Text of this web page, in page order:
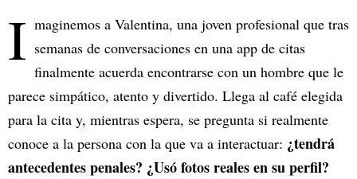
I maginemos a Valentina, una joven profesional que tras
semanas de conversaciones en una app de citas
finalmente acuerda encontrarse con un hombre que le
parece simpático, atento y divertido. Llega al café elegida
para la cita y, mientras espera, se pregunta si realmente
conoce a la persona con la que va a interactuar: ¿tendrá
antecedentes penales? ¿Usó fotos reales en su perfil?